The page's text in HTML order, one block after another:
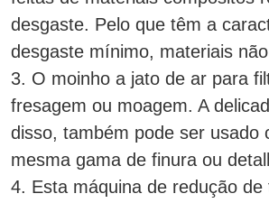
desgaste. Pelo que têm a
desgaste mínimo, materiais
3. O moinho a jato de ar para
fresagem ou moagem. A
disso, também pode ser usado
mesma gama de finura ou
4. Esta máquina de redução